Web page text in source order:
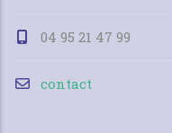
04 95 21 47 99
contact